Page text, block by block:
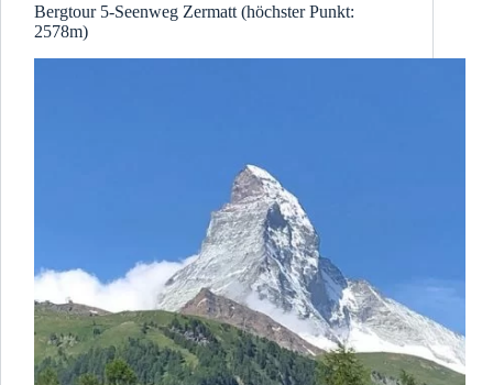
Bergtour 5-Seenweg Zermatt (höchster Punkt:
2578m)